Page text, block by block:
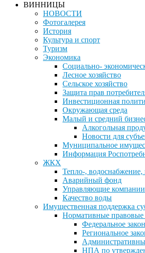
ВИННИЦЫ
НОВОСТИ
Фотогалерея
История
Культура и спорт
Туризм
Экономика
Социально-
Лесное хозяйство
Сельское хозяйство
Защита прав
Инвестиционная
Окружающая среда
Малый и средний
Алкогольная
Новости для
Муниципальное
Информация
ЖКХ
Тепло-, водоснабжение,
Аварийный фонд
Управляющие компании
Качество воды
Имущественная поддержка
Нормативные правовые
Федеральное
Региональное
НПА по